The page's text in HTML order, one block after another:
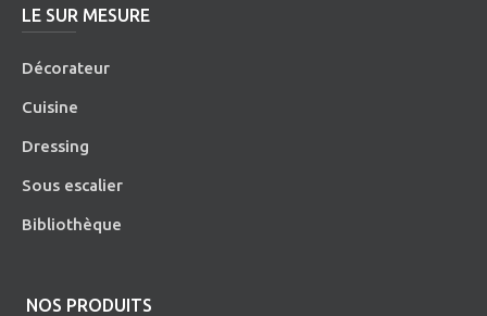
LE SUR MESURE
Décorateur
Cuisine
Dressing
Sous escalier
Bibliothèque
NOS PRODUITS